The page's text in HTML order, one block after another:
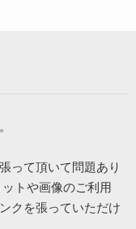
って頂いて問題あり
トや画像のご利用
クを張っていただけ